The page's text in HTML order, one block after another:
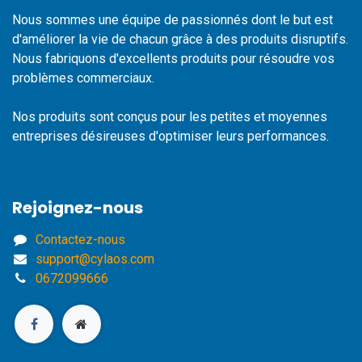
Nous sommes une équipe de passionnés dont le but est
d'améliorer la vie de chacun grâce à des produits disruptifs.
Nous fabriquons d'excellents produits pour résoudre vos
problèmes commerciaux.
Nos produits sont conçus pour les petites et moyennes
entreprises désireuses d'optimiser leurs performances.
Rejoignez-nous
Contactez-nous
support@cylaos.com
0672099666